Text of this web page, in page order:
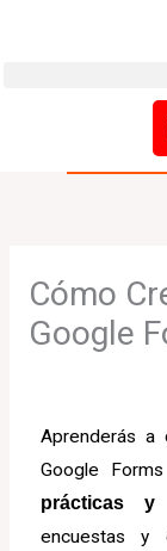
Cómo
Google
Aprenderás a
Google
prácticas y
encuestas y